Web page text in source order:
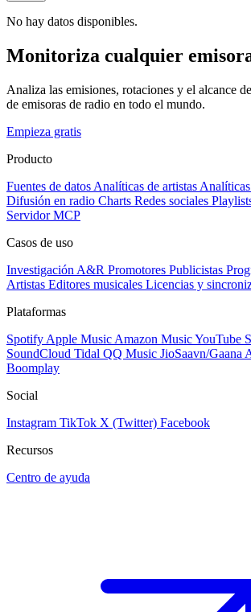
No hay datos disponibles.
Monitoriza cualquier
Analiza las emisiones, rotaciones y el alcance
de emisoras de radio en todo el mundo.
Empieza gratis
Producto
Fuentes de datos Analíticas de artistas
Difusión en radio Charts Redes sociales
Servidor MCP
Casos de uso
Investigación A&R Promotores Publicistas
Artistas Editores musicales Licencias y
Plataformas
Spotify Apple Music Amazon MusicYouTube
SoundCloud Tidal QQ Music JioSaavn/Gaana
Boomplay
Social
Instagram TikTok X (Twitter) Facebook
Recursos
Centro de ayuda